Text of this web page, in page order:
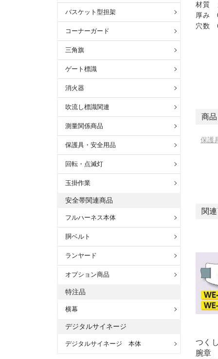
材質
厚み
穴数
商
保護
関
つく
腕章
バスケット型担架
コーナーガード
三角旗
ゲート標識
消火器
吹流し標識関連
測量関係商品
保護具・安全用品
回転・点滅灯
玉掛作業
安全帯関連商品
フルハーネス本体
胴ベルト
ランヤード
オプション商品
特注品
横幕
デジタルサイネージ
デジタルサイネージ 本体